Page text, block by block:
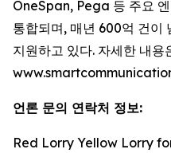
OneSpan, Pega 등 주요
통합되며, 매년 600억 건이
지원하고 있다. 자세한 내용
언론 문의 연락처 정보:
Red Lorry Yellow Lorry